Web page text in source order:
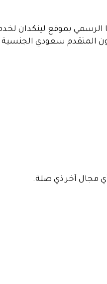
الرسمي بموقع لينكدان
المتقدم سعودي الجنسية
أي مجال آخر ذي صلة.